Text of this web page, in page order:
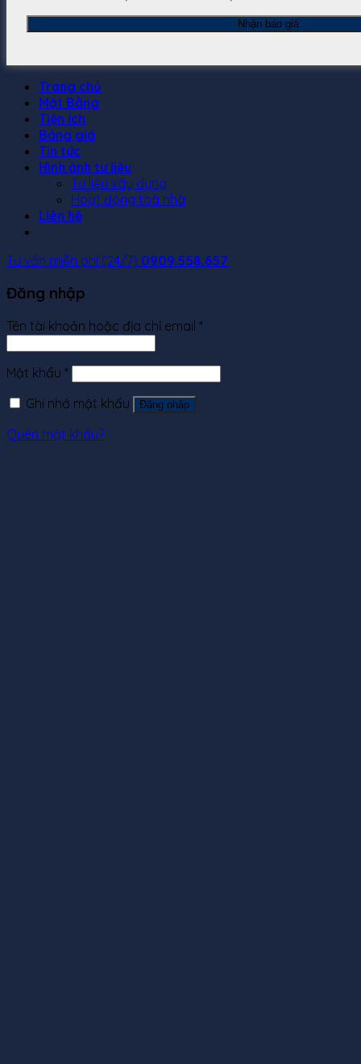
Trang chủ
Mặt Bằng
Tiện ích
Bảng giá
Tin tức
Hình ảnh tư liệu
Tư liệu xây dựng
Hoạt động toà nhà
Liên hệ
Tư vấn miễn phí (24/7) 0909.558.657
Đăng nhập
Tên tài khoản hoặc địa chỉ email *
Mật khẩu *
Ghi nhớ mật khẩu
Đăng nhập
Quên mật khẩu?